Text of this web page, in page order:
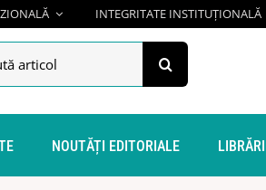
INTEGRITATE INSTITUȚIONALĂ
NOUTĂȚI EDITORIALE